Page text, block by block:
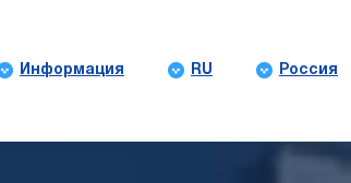
Информация RU Россия